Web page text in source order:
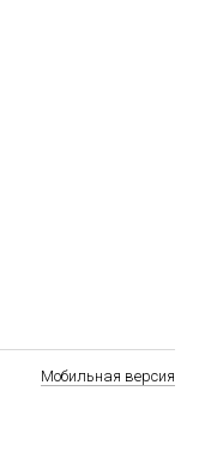
Мобильная версия